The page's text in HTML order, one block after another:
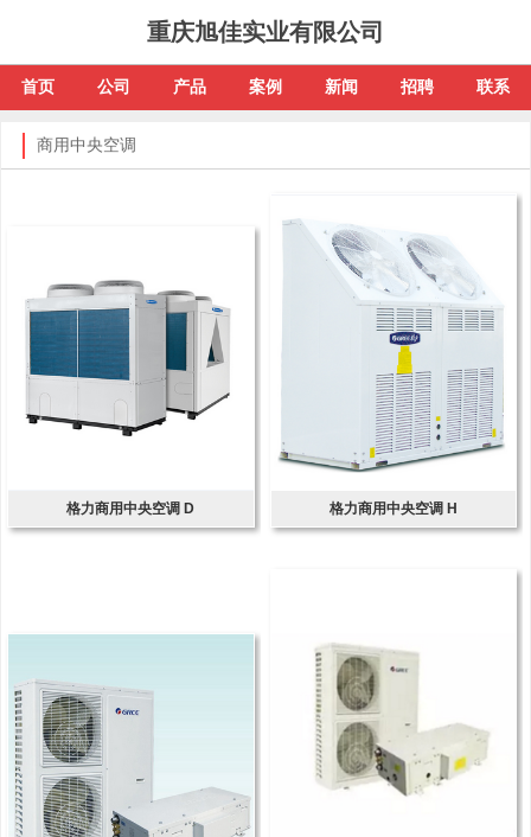
重庆旭佳实业有限公司
首页 公司 产品 案例 新闻 招聘 联系
商用中央空调
格力商用中央空调 D 格力商用中央空调 H